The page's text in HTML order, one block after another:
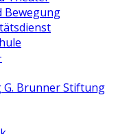
Bewegung
G. Brunner Stiftung